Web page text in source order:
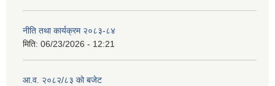
नीति तथा कार्यक्रम २०८३-८४
मिति: 06/23/2026 - 12:21
आ.व. २०८२/८३ को बजेट